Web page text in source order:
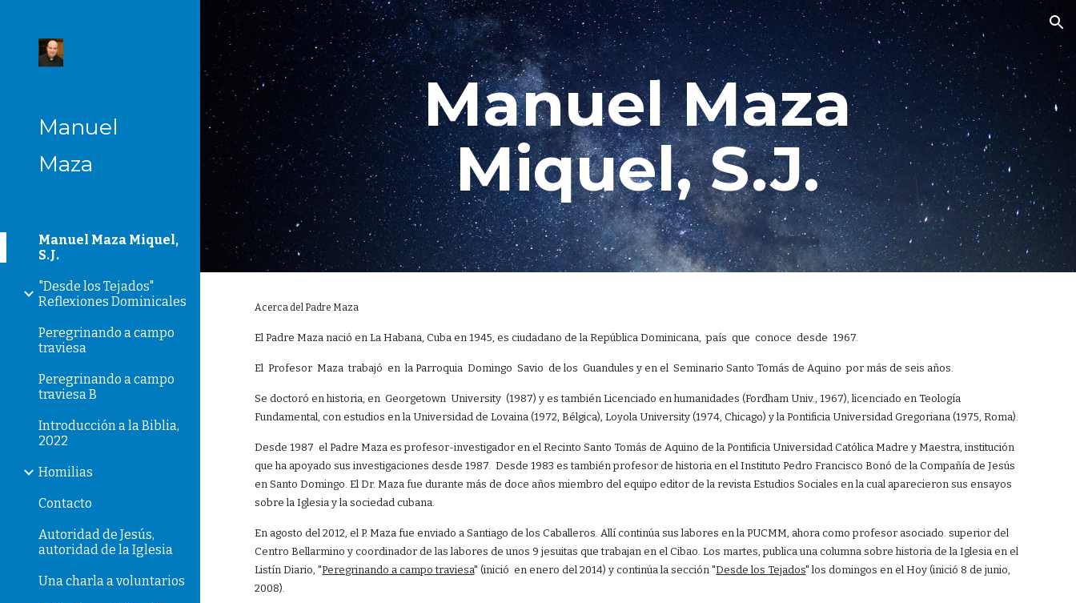
Skip to main content Skip to navigation
Manuel
Maza
Manuel Maza Miquel,
S.J.
"Desde los Tejados"
Reflexiones Dominicales
Peregrinando a campo
traviesa
Peregrinando a campo
traviesa B
Introducción a la Biblia,
2022
Homilias
Contacto
Autoridad de Jesús,
autoridad de la Iglesia
Una charla a voluntarios
Manuel Maza
Miquel, S.J.
Acerca del Padre Maza
El Padre Maza nació en La Habana, Cuba en 1945, es ciudadano de la República Dominicana, país que conoce desde 1967.
El Profesor Maza trabajó en la Parroquia Domingo Savio de los Guandules y en el Seminario Santo Tomás de Aquino por más de seis años.
Se doctoró en historia, en Georgetown University (1987) y es también Licenciado en humanidades (Fordham Univ., 1967), licenciado en Teología
Fundamental, con estudios en la Universidad de Lovaina (1972, Bélgica), Loyola University (1974, Chicago) y la Pontificia Universidad Gregoriana (1975, Roma).
Desde 1987 el Padre Maza es profesor-investigador en el Recinto Santo Tomás de Aquino de la Pontificia Universidad Católica Madre y Maestra, institución
que ha apoyado sus investigaciones desde 1987. Desde 1983 es también profesor de historia en el Instituto Pedro Francisco Bonó de la Compañía de Jesús
en Santo Domingo. El Dr. Maza fue durante más de doce años miembro del equipo editor de la revista Estudios Sociales en la cual aparecieron sus ensayos
sobre la Iglesia y la sociedad cubana.
En agosto del 2012, el P. Maza fue enviado a Santiago de los Caballeros. Allí continúa sus labores en la PUCMM, ahora como profesor asociado. superior del
Centro Bellarmino y coordinador de las labores de unos 9 jesuitas que trabajan en el Cibao. Los martes, publica una columna sobre historia de la Iglesia en el
Listín Diario, "Peregrinando a campo traviesa" (inició en enero del 2014) y continúa la sección "Desde los Tejados" los domingos en el Hoy (inició 8 de junio,
2008).